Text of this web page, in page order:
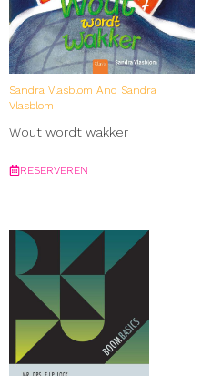
Sandra Vlasblom And Sandra
Vlasblom
Wout wordt wakker
RESERVEREN